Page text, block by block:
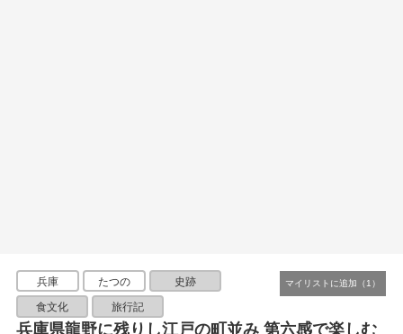
兵庫 たつの 史跡
食文化 旅行記
兵庫県龍野に残りし江戸の町並み 第六感で楽しむ